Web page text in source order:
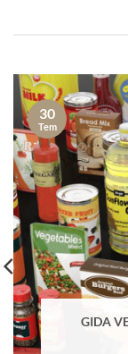
GIDA
30
Tem